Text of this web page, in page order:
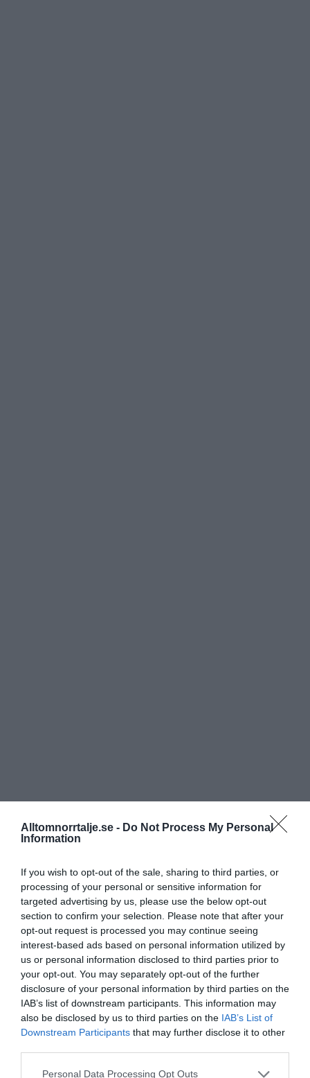
Alltomnorrtalje.se - Do Not Process My Personal
Information
If you wish to opt-out of the sale, sharing to third parties, or
processing of your personal or sensitive information for
targeted advertising by us, please use the below opt-out
section to confirm your selection. Please note that after your
opt-out request is processed you may continue seeing
interest-based ads based on personal information utilized by
us or personal information disclosed to third parties prior to
your opt-out. You may separately opt-out of the further
disclosure of your personal information by third parties on the
IAB’s list of downstream participants. This information may
also be disclosed by us to third parties on the IAB’s List of
Downstream Participants that may further disclose it to other
Personal Data Processing Opt Outs